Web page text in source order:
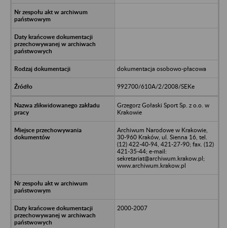
dokumentacja osobowo-płacowa
992700/610A/2/2008/SEKe
Grzegorz Gołaski Sport Sp. z o.o. w
Krakowie
Archiwum Narodowe w Krakowie,
30-960 Kraków, ul. Sienna 16, tel.
(12) 422-40-94, 421-27-90; fax. (12)
421-35-44; e-mail:
sekretariat@archiwum.krakow.pl;
www.archiwum.krakow.pl
2000-2007